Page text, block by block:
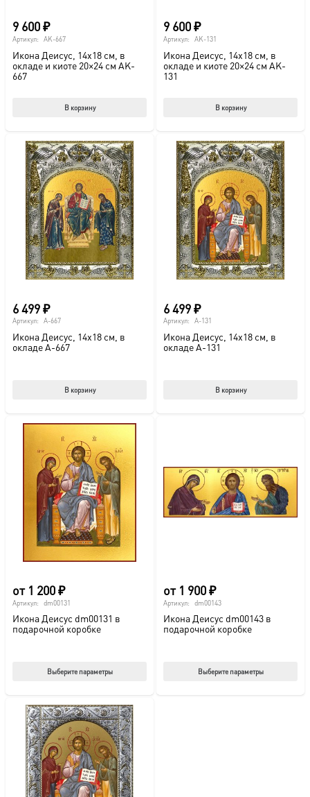
9 600₽
Артикул: AK-667
Икона Деисус, 14х18 см, в
окладе и киоте 20×24 см AK-
667
В корзину
9 600₽
Артикул: AK-131
Икона Деисус, 14х18 см, в
окладе и киоте 20×24 см AK-
131
В корзину
6 499₽
Артикул: A-667
Икона Деисус, 14х18 см, в
окладе A-667
В корзину
6 499₽
Артикул: A-131
Икона Деисус, 14х18 см, в
окладе A-131
В корзину
от 1 200₽
Артикул: dm00131
Икона Деисус dm00131 в
подарочной коробке
Выберите параметры
от 1 900₽
Артикул: dm00143
Икона Деисус dm00143 в
подарочной коробке
Выберите параметры